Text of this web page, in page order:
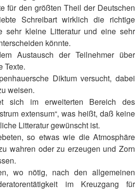
für den größten Theil der Deutschen
Schreibart wirklich die richtige
sehr kleine Litteratur und eine sehr
könnte.
Austausch der Teilnehmer über
Texte.
Diktum versucht, dabei
weisen.
sich im erweiterten Bereich des
extensum“, was heißt, daß keine
Litteratur gewünscht ist.
so etwas wie die Atmosphäre
wahren oder zu erzeugen und Zorn
wo nötig, nach den allgemeinen
im Kreuzgang für